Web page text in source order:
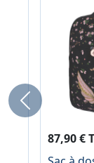
87,90 €
Previous